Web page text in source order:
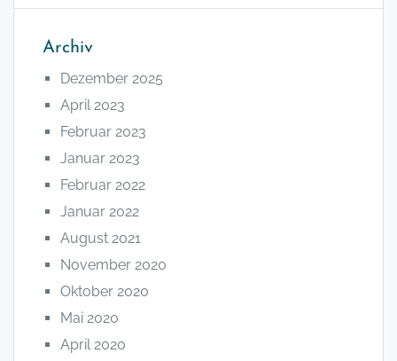
Archiv
Dezember 2025
April 2023
Februar 2023
Januar 2023
Februar 2022
Januar 2022
August 2021
November 2020
Oktober 2020
Mai 2020
April 2020